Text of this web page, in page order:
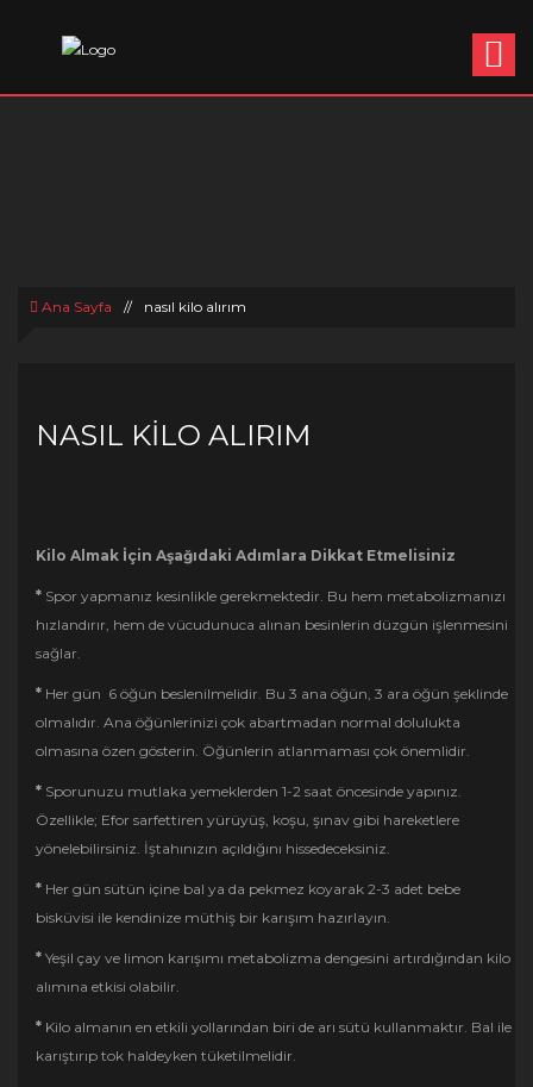
Ana Sayfa // nasıl kilo alırım
NASIL KILO ALIRIM
Kilo Almak İçin Aşağıdaki Adımlara Dikkat Etmelisiniz
* Spor yapmanız kesinlikle gerekmektedir. Bu hem metabolizmanızı
hızlandırır, hem de vücudunuca alınan besinlerin düzgün işlenmesini
sağlar.
* Her gün 6 öğün beslenilmelidir. Bu 3 ana öğün, 3 ara öğün şeklinde
olmalıdır. Ana öğünlerinizi çok abartmadan normal dolulukta
olmasına özen gösterin. Öğünlerin atlanmaması çok önemlidir.
* Sporunuzu mutlaka yemeklerden 1-2 saat öncesinde yapınız.
Özellikle; Efor sarfettiren yürüyüş, koşu, şınav gibi hareketlere
yönelebilirsiniz. İştahınızın açıldığını hissedeceksiniz.
* Her gün sütün içine bal ya da pekmez koyarak 2-3 adet bebe
bisküvisi ile kendinize müthiş bir karışım hazırlayın.
* Yeşil çay ve limon karışımı metabolizma dengesini artırdığından kilo
alımına etkisi olabilir.
* Kilo almanın en etkili yollarından biri de arı sütü kullanmaktır. Bal ile
karıştırıp tok haldeyken tüketilmelidir.